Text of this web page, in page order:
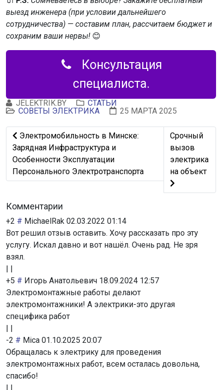
выезд инженера (при условии дальнейшего
сотрудничества) — составим план, рассчитаем бюджет и
сохраним ваши нервы! 😊
Консультация
специалиста.
JELEKTRIK.BY
СТАТЬИ
СОВЕТЫ ЭЛЕКТРИКА
25 МАРТА 2025
Предыдущий: Электромобильность в Минске: Зарядная
Электромобильность в Минске:
Зарядная Инфраструктура и
Особенности Эксплуатации
Персонального Электротранспорта
Следующий:
Срочный
вызов
электрика
на объект
Комментарии
+2 # MichaelRak 02.03.2022 01:14
Вот решил отзыв оставить. Хочу рассказать про эту
услугу. Искал давно и вот нашёл. Очень рад. Не зря
взял.
| |
+5 # Игорь Анатольевич 18.09.2024 12:57
Электромонтажные работы делают
электромонтажники! А электрики-это другая
специфика работ
| |
-2 # Mica 01.10.2025 20:07
Обращалась к электрику для проведения
электромонтажных работ, всем осталась довольна,
спасибо!
| |